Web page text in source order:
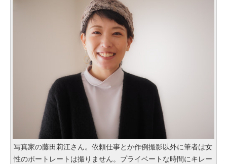
写真家の藤田莉江さん。依頼仕事とか作例撮影以外に筆者は女
性のポートレートは撮りません。プライベートな時間にキレー